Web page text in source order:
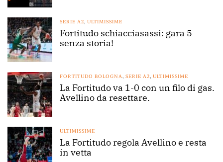
SERIE A2 ULTIMISSIME
Fortitudo schiacciasassi: gara 5
senza storia!
FORTITUDO BOLOGNA SERIE A2 ULTIMISSIME
La Fortitudo va 1-0 con un filo di gas.
Avellino da resettare.
ULTIMISSIME
La Fortitudo regola Avellino e resta
in vetta